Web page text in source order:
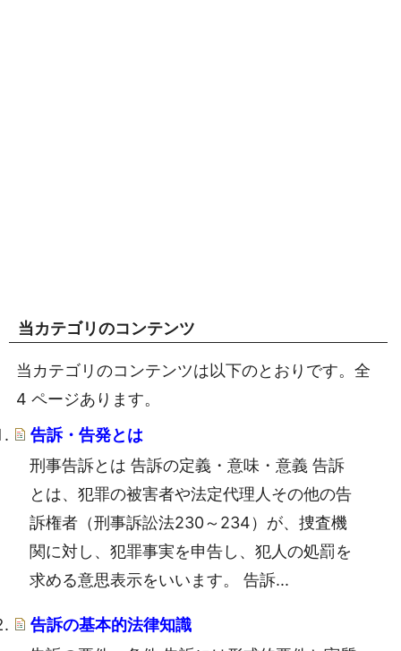
当カテゴリのコンテンツ
当カテゴリのコンテンツは以下のとおりです。全
4 ページあります。
告訴・告発とは
刑事告訴とは 告訴の定義・意味・意義 告訴
とは、犯罪の被害者や法定代理人その他の告
訴権者（刑事訴訟法230～234）が、捜査機
関に対し、犯罪事実を申告し、犯人の処罰を
求める意思表示をいいます。 告訴...
告訴の基本的法律知識